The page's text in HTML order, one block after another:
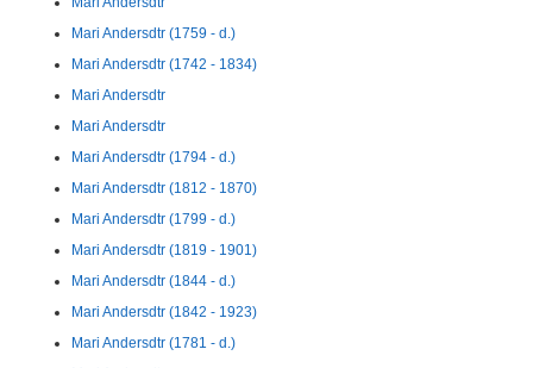
Mari Andersdtr (1759 - d.)
Mari Andersdtr (1742 - 1834)
Mari Andersdtr
Mari Andersdtr
Mari Andersdtr (1794 - d.)
Mari Andersdtr (1812 - 1870)
Mari Andersdtr (1799 - d.)
Mari Andersdtr (1819 - 1901)
Mari Andersdtr (1844 - d.)
Mari Andersdtr (1842 - 1923)
Mari Andersdtr (1781 - d.)